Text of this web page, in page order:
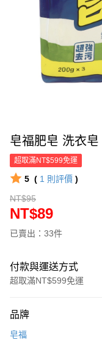
皂福肥皂 洗衣
超取滿NT$599免運
5 ( 1 則評價 )
NT$95
NT$89
已賣出：33件
付款與運送方式
超取滿NT$599免運
信用卡一次付款
品牌
皂福